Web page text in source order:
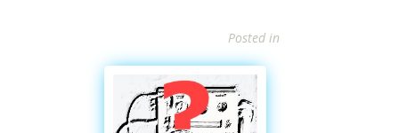
Posted in